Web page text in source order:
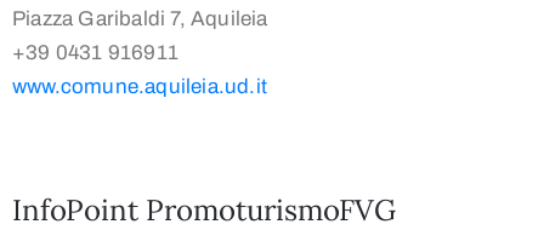
Piazza Garibaldi 7, Aquileia
+39 0431 916911
www.comune.aquileia.ud.it
InfoPoint PromoturismoFVG